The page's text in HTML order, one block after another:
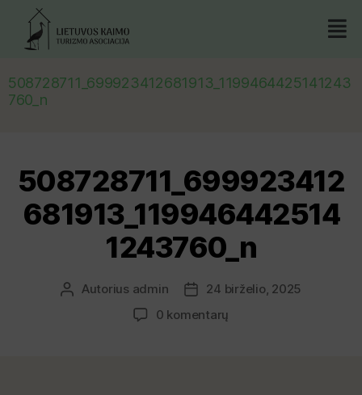
508728711_699923412681913_1199464425141243
760_n
508728711_699923412
681913_119946442514
1243760_n
Autorius admin
24 birželio, 2025
0 komentarų